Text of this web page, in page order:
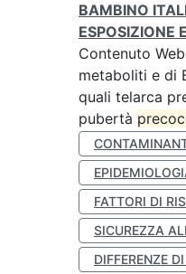
BAMBINO
ESPOSIZIONE
Contenuto Web
metaboliti e di
quali telarca
pubertà
FATTORI DI
SICUREZZA
DIFFERENZE